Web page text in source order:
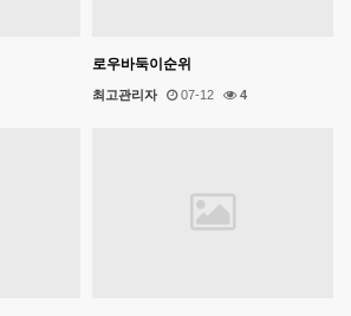
로우바둑이순위
최고관리자 07-12 4